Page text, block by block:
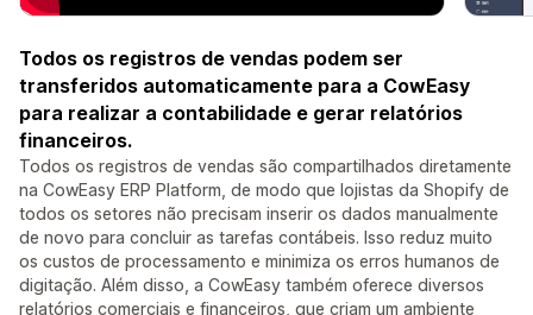
Todos os registros de vendas podem ser
transferidos automaticamente para a CowEasy
para realizar a contabilidade e gerar relatórios
financeiros.
Todos os registros de vendas são compartilhados diretamente
na CowEasy ERP Platform, de modo que lojistas da Shopify de
todos os setores não precisam inserir os dados manualmente
de novo para concluir as tarefas contábeis. Isso reduz muito
os custos de processamento e minimiza os erros humanos de
digitação. Além disso, a CowEasy também oferece diversos
relatórios comerciais e financeiros, que criam um ambiente